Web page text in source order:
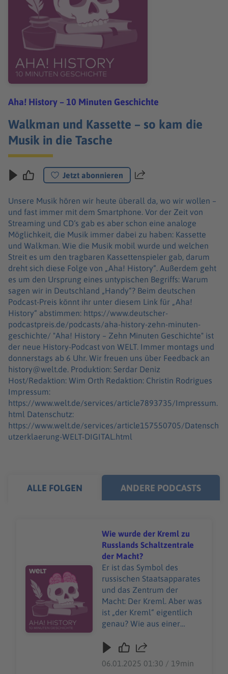
Aha! History – 10 Minuten Geschichte
Walkman und Kassette – so kam die
Musik in die Tasche
Jetzt abonnieren Teilen
Unsere Musik hören wir heute überall da, wo wir wollen –
und fast immer mit dem Smartphone. Vor der Zeit von
Streaming und CD‘s gab es aber schon eine analoge
Möglichkeit, die Musik immer dabei zu haben: Kassette
und Walkman. Wie die Musik mobil wurde und welchen
Streit es um den tragbaren Kassettenspieler gab, darum
dreht sich diese Folge von „Aha! History“. Außerdem geht
es um den Ursprung eines untypischen Begriffs: Warum
sagen wir in Deutschland „Handy“? Beim deutschen
Podcast-Preis könnt ihr unter diesem Link für „Aha!
History“ abstimmen: https://www.deutscher-
podcastpreis.de/podcasts/aha-history-zehn-minuten-
geschichte/ "Aha! History – Zehn Minuten Geschichte" ist
der neue History-Podcast von WELT. Immer montags und
donnerstags ab 6 Uhr. Wir freuen uns über Feedback an
history@welt.de. Produktion: Serdar Deniz
Host/Redaktion: Wim Orth Redaktion: Christin Rodrigues
Impressum:
https://www.welt.de/services/article7893735/Impressum.
html Datenschutz:
https://www.welt.de/services/article157550705/Datensch
utzerklaerung-WELT-DIGITAL.html
ALLE FOLGEN ANDERE PODCASTS
Audiotitel - Wie wurde der Kreml zu Russlands
Wie wurde der Kreml zu
Russlands Schaltzentrale
der Macht?
Er ist das Symbol des
russischen Staatsapparates
und das Zentrum der
Macht: Der Kreml. Aber was
ist „der Kreml“ eigentlich
genau? Wie aus einer
Kern der russischen
dreht sich diese Folge von
06.01.2025 01:30 / 19min